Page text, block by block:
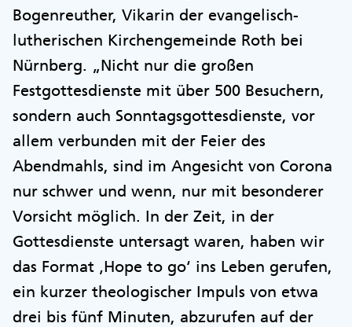
Bogenreuther, Vikarin der evangelisch-
lutherischen Kirchengemeinde Roth bei
Nürnberg. „Nicht nur die großen
Festgottesdienste mit über 500 Besuchern,
sondern auch Sonntagsgottesdienste, vor
allem verbunden mit der Feier des
Abendmahls, sind im Angesicht von Corona
nur schwer und wenn, nur mit besonderer
Vorsicht möglich. In der Zeit, in der
Gottesdienste untersagt waren, haben wir
das Format ‚Hope to go‘ ins Leben gerufen,
ein kurzer theologischer Impuls von etwa
drei bis fünf Minuten, abzurufen auf der